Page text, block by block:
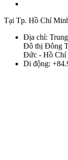
Tại Tp. Hồ Chí
Địa chỉ:
Đô thị Đông
Đức - Hồ Chí
Di động: